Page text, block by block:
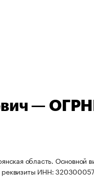
—
область. Основной
реквизиты ИНН: